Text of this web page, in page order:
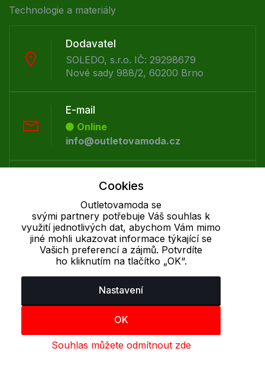
Technologie a materiály
Dodavatel
SOLEDO, s.r.o. IČ: 29298679
Nové sady 988/2, 60200 Brno
E-mail
Online
info@outletovamoda.cz
+420 530 334 926
Cookie - podrobné nastavení|Další informace|Ochrana osobních
Cookies
Outletovamoda se
svými partnery potřebuje Váš souhlas k
využití jednotlivých dat, abychom Vám mimo
jiné mohli ukazovat informace týkající se
Vašich preferencí a zájmů. Potvrdíte
ho kliknutím na tlačítko „OK“.
Nastavení
OK
Souhlas můžete odmítnout zde